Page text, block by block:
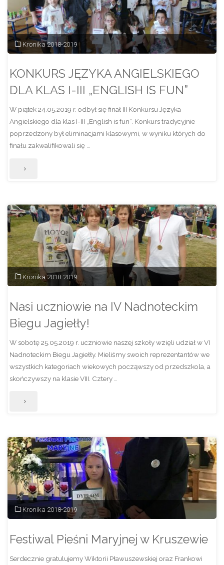
w
Nowej
Wsi
Ujskiej"
Kronika 2018-2019
KONKURS JĘZYKA ANGIELSKIEGO
DLA KLAS I-III „ENGLISH IS FUN”
W piątek 24.05.2019 r. odbył się finał III Konkursu Języka
Angielskiego dla klas I-III „English is fun”. Konkurs tradycyjnie
poprzedzony był eliminacjami klasowymi, w wyniku których do
finału zakwalifikowali się …
"KONKURS
ANGIELSKIEGO
DLA
KLAS
I-
III
„ENGLISH
IS
Kronika 2018-2019
Nasi uczniowie na IV Nadnoteckim
Biegu Jagiełły!
W sobotę 25.05.2019 r. uczniowie naszej szkoły wzięli udział w VI
Nadnoteckim Biegu Jagiełły. Mieliśmy swoich reprezentantów we
wszystkich kategoriach wiekowych począwszy od przedszkola, a
skończywszy na klasie VIII. Cztery …
"Nasi
na
IV
Nadnoteckim
Biegu
Jagiełły!"
Kronika 2018-2019
Festiwal Pieśni Maryjnej w Kruszewie
Serdecznie gratulujemy Wiktorii Pławuszewskiej oraz Frankowi